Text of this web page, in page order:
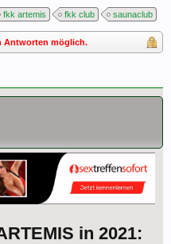
fkk artemis fkk club saunaclub
Antworten möglich.
in 2021: